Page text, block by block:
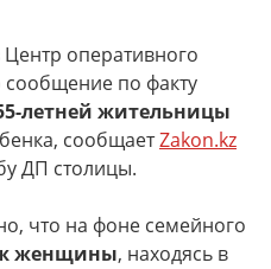
Центр оперативного
по факту
летней жительницы
сообщаетZakon.kz
ДП столицы.
что на фоне семейного
женщины, находясь в